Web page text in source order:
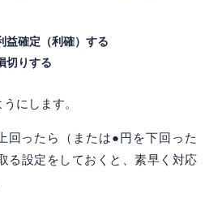
益確定（利確）する
切りする
にします。
回ったら（または●円を下回った
る設定をしておくと、素早く対応